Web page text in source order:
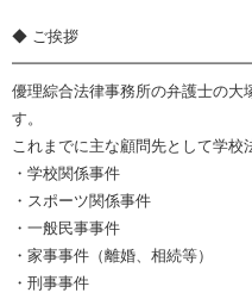
◆ ご挨拶
優理綜合法律事務所の弁護士の大
す。
これまでに主な顧問先として学校
・学校関係事件
・スポーツ関係事件
・一般民事事件
・家事事件（離婚、相続等）
・刑事事件